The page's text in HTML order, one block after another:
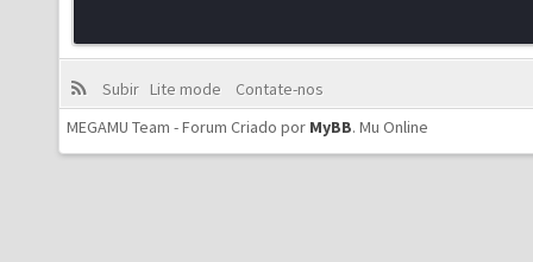
Subir Lite mode
Contate-nos
MEGAMU Team - Forum Criado por MyBB. Mu Online